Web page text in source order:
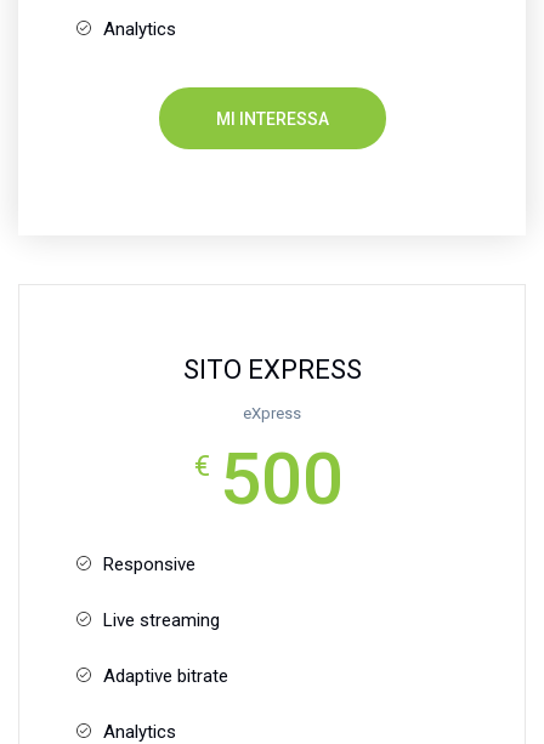
Analytics
MI INTERESSA
SITO EXPRESS
eXpress
€ 500
Responsive
Live streaming
Adaptive bitrate
Analytics